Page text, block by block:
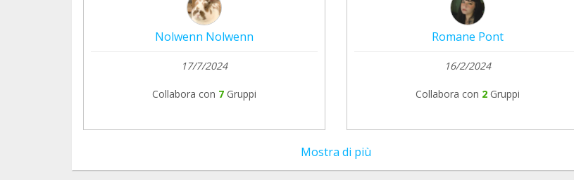
Nolwenn Nolwenn
17/7/2024
Collabora con 7 Gruppi
Romane Pont
16/2/2024
Collabora con 2 Gruppi
Mostra di più